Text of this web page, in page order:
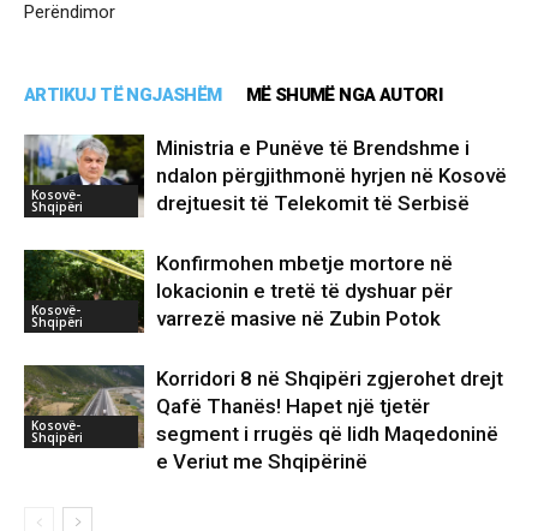
Perëndimor
ARTIKUJ TË NGJASHËM MË SHUMË NGA AUTORI
Kosovë-
Shqipëri
Ministria e Punëve të Brendshme i
ndalon përgjithmonë hyrjen në Kosovë
drejtuesit të Telekomit të Serbisë
Kosovë-
Shqipëri
Konfirmohen mbetje mortore në
lokacionin e tretë të dyshuar për
varrezë masive në Zubin Potok
Kosovë-
Shqipëri
Korridori 8 në Shqipëri zgjerohet drejt
Qafë Thanës! Hapet një tjetër
segment i rrugës që lidh Maqedoninë
e Veriut me Shqipërinë